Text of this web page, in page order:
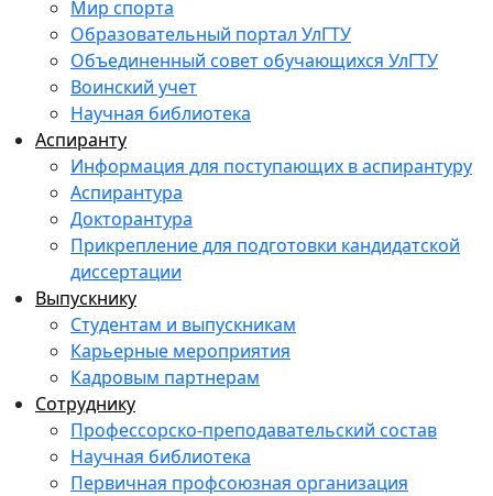
Мир спорта
Образовательный портал УлГТУ
Объединенный совет обучающихся УлГТУ
Воинский учет
Научная библиотека
Аспиранту
Информация для поступающих в аспирантуру
Аспирантура
Докторантура
Прикрепление для подготовки кандидатской
диссертации
Выпускнику
Студентам и выпускникам
Карьерные мероприятия
Кадровым партнерам
Сотруднику
Профессорско-преподавательский состав
Научная библиотека
Первичная профсоюзная организация